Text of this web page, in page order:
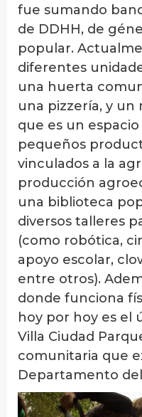
fue sumando
de DDHH, de
popular.
diferentes
una huerta
una pizzería, y un
que es un
pequeños
vinculados a la
producción
una biblioteca
diversos talleres
(como robótica,
apoyo escolar,
entre otros).
donde funciona
hoy por hoy es el
Villa Ciudad
comunitaria que
Departamento